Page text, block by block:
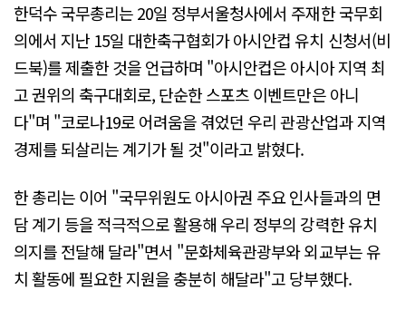
한덕수 국무총리는 20일 정부서울청사에서 주재한 국무회
의에서 지난 15일 대한축구협회가 아시안컵 유치 신청서(비
드북)를 제출한 것을 언급하며 "아시안컵은 아시아 지역 최
고 권위의 축구대회로, 단순한 스포츠 이벤트만은 아니
다"며 "코로나19로 어려움을 겪었던 우리 관광산업과 지역
경제를 되살리는 계기가 될 것"이라고 밝혔다.
한 총리는 이어 "국무위원도 아시아권 주요 인사들과의 면
담 계기 등을 적극적으로 활용해 우리 정부의 강력한 유치
의지를 전달해 달라"면서 "문화체육관광부와 외교부는 유
치 활동에 필요한 지원을 충분히 해달라"고 당부했다.